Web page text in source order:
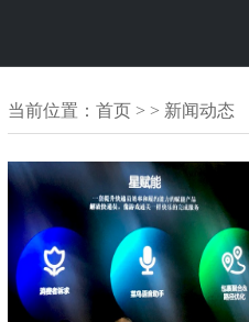
当前位置： 首页 > > 新闻动态